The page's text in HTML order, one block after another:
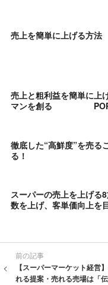
売上を簡単に上げる方法
売上と粗利益を簡単に上
マンを創る POPの
徹底した“高鮮度”を売る
る！
スーパーの売上を上げる
数を上げ、客単価向上を
前の記事
【スーパーマーケット経営
れる提案・売れる売場は「